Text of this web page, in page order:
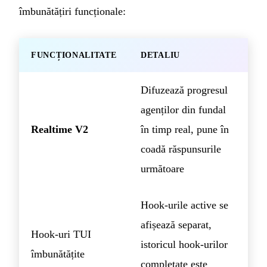
îmbunătățiri funcționale:
FUNCȚIONALITATE DETALIU
Realtime V2
Difuzează progresul
agenților din fundal
în timp real, pune în
coadă răspunsurile
următoare
Hook-uri TUI
îmbunătățite
Hook-urile active se
afișează separat,
istoricul hook-urilor
completate este